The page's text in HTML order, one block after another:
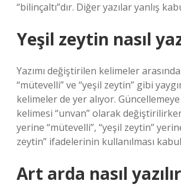
“bilinçaltı”dır. Diğer yazılar yanlış
Yeşil zeytin nasıl
Yazımı değiştirilen kelimeler
“mütevelli” ve “yeşil zeytin” gibi
kelimeler de yer alıyor.
kelimesi “unvan” olarak
yerine “mütevelli”, “yeşil zeytin”
zeytin” ifadelerinin kullanılması
Art arda nasıl